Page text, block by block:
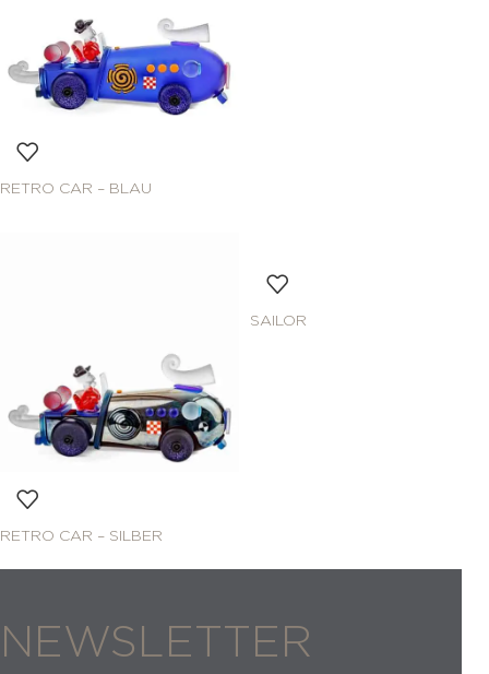
RETRO CAR – BLAU
RETRO CAR – SILBER
SAILOR
NEWSLETTER